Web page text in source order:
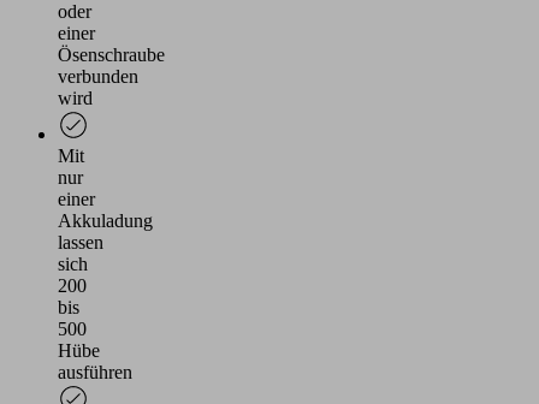
oder
einer
Ösenschraube
verbunden
wird
Mit
nur
einer
Akkuladung
lassen
sich
200
bis
500
Hübe
ausführen